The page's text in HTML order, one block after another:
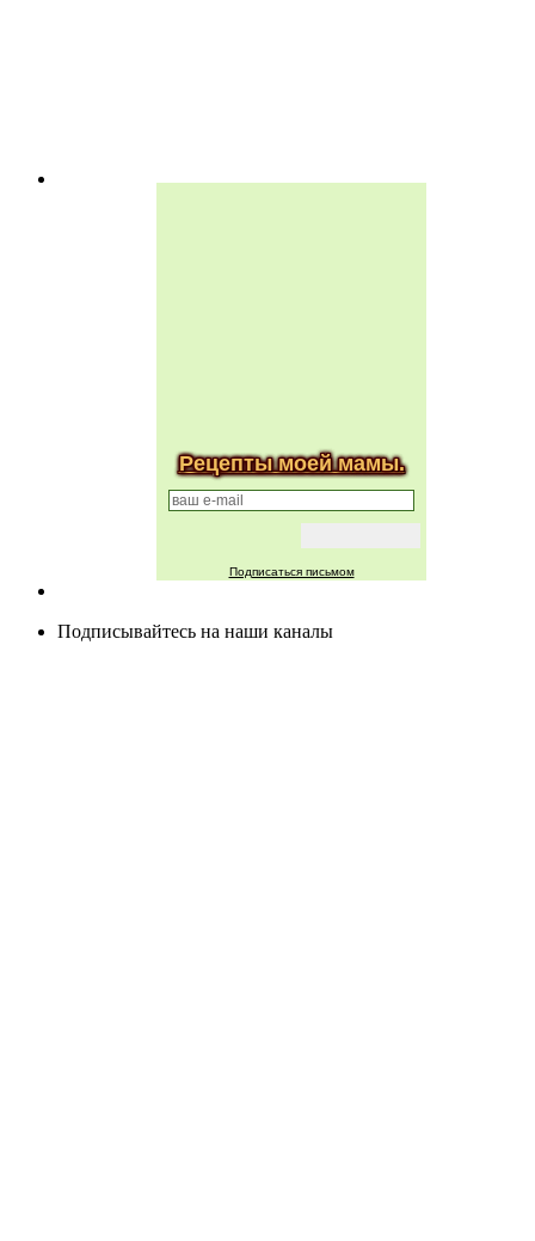
Рецепты моей мамы.
Подписаться письмом
Подписывайтесь на наши каналы